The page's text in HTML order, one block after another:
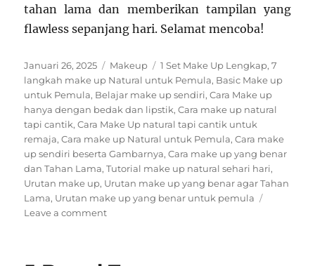
tahan lama dan memberikan tampilan yang
flawless sepanjang hari. Selamat mencoba!
Posted
on
Januari 26, 2025 Categories
Makeup Tags
1 Set Make Up Lengkap,7
langkah make up Natural untuk Pemula, Basic Make up
untuk Pemula, Belajar make up sendiri,Cara Make up
hanya dengan bedak dan lipstik,Cara make up natural
tapi cantik,Cara Make Up natural tapi cantik untuk
remaja,Cara make up Natural untuk Pemula,Cara make
up sendiri beserta Gambarnya,Cara make up yang benar
dan Tahan Lama,Tutorial make up natural sehari hari,
Urutan make up, Urutan make up yang benar agar Tahan
Lama, Urutan make up yang benar untuk pemula
Leave a commenton